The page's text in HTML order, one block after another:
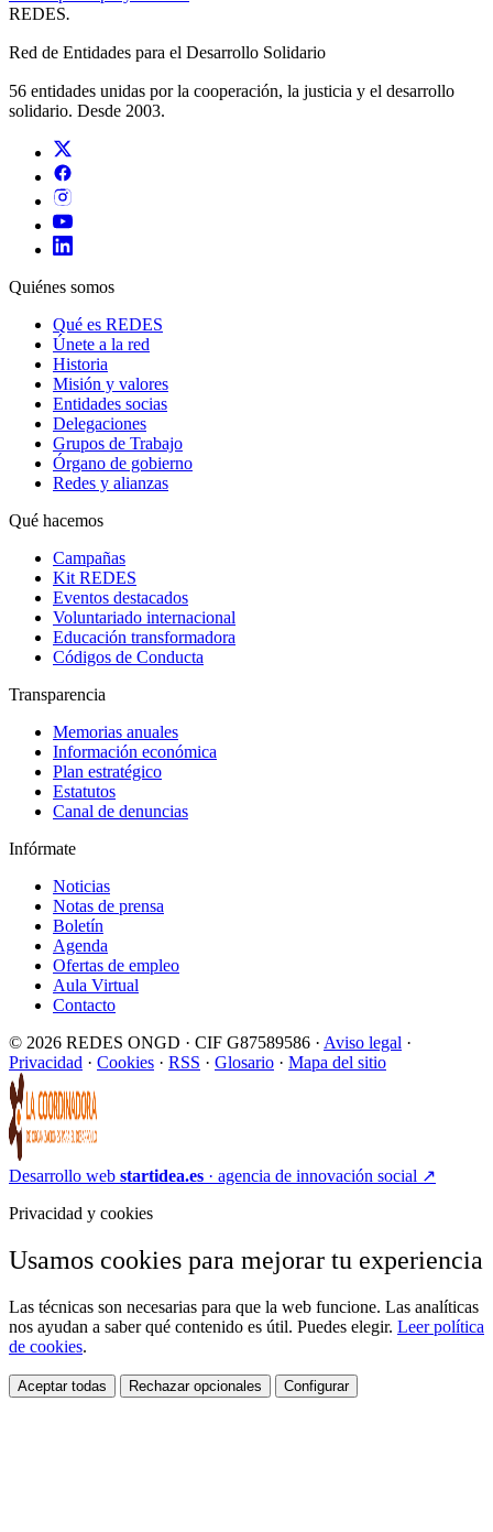
REDES.
Red de Entidades para el Desarrollo Solidario
56 entidades unidas por la cooperación, la justicia y el desarrollo
solidario. Desde 2003.
Quiénes somos
Qué es REDES
Únete a la red
Historia
Misión y valores
Entidades socias
Delegaciones
Grupos de Trabajo
Órgano de gobierno
Redes y alianzas
Qué hacemos
Campañas
Kit REDES
Eventos destacados
Voluntariado internacional
Educación transformadora
Códigos de Conducta
Transparencia
Memorias anuales
Información económica
Plan estratégico
Estatutos
Canal de denuncias
Infórmate
Noticias
Notas de prensa
Boletín
Agenda
Ofertas de empleo
Aula Virtual
Contacto
© 2026 REDES ONGD · CIF G87589586 · Aviso legal ·
Privacidad · Cookies · RSS · Glosario · Mapa del sitio
Desarrollo web startidea.es · agencia de innovación social ↗
Privacidad y cookies
Usamos cookies para mejorar tu experiencia
Las técnicas son necesarias para que la web funcione. Las analíticas
nos ayudan a saber qué contenido es útil. Puedes elegir. Leer política
de cookies.
Aceptar todas Rechazar opcionales Configurar